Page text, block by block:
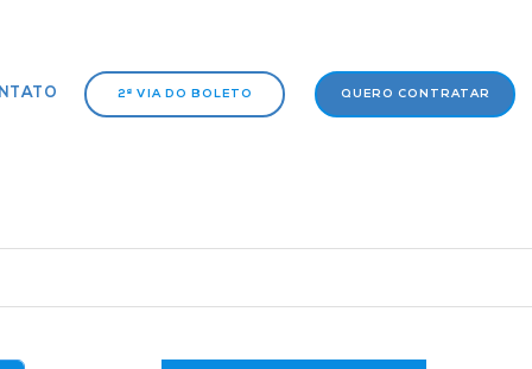
2ª VIA DO BOLETO QUERO CONTRATAR